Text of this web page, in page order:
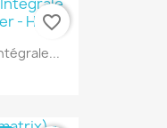
favorite_border